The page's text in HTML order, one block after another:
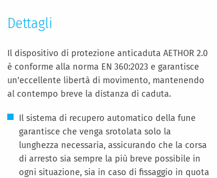
Dettagli
Il dispositivo di protezione anticaduta AETHOR 2.0
è conforme alla norma EN 360:2023 e garantisce
un'eccellente libertà di movimento, mantenendo
al contempo breve la distanza di caduta.
Il sistema di recupero automatico della fune
garantisce che venga srotolata solo la
lunghezza necessaria, assicurando che la corsa
di arresto sia sempre la più breve possibile in
ogni situazione, sia in caso di fissaggio in quota